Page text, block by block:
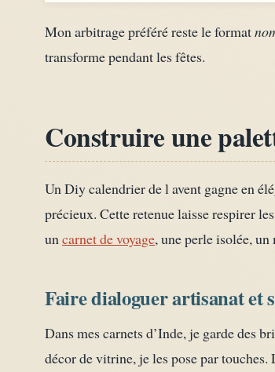
Mon arbitrage préféré reste le format
transforme pendant les fêtes.
Construire une
Un Diy calendrier de l avent gagne en
précieux. Cette retenue laisse respirer
uncarnet de voyage, une perle isolée,
Faire dialoguer artisanat et
Dans mes carnets d’Inde, je garde des
décor de vitrine, je les pose par touches.